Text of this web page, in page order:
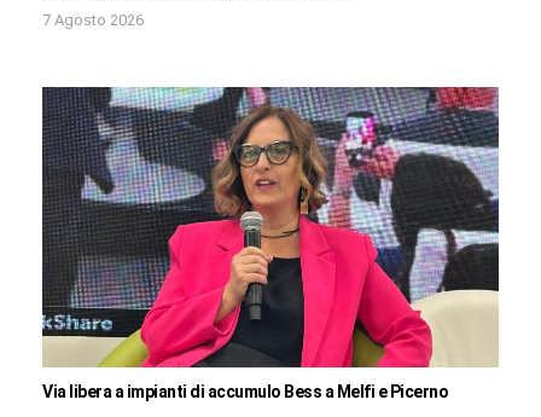
7 Agosto 2026
Via libera a impianti di accumulo Bess a Melfi e Picerno